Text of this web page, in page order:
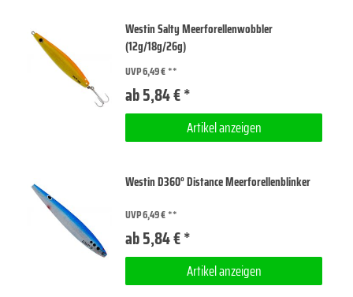
Westin Salty Meerforellenwobbler
(12g/18g/26g)
UVP 6,49 €
ab 5,84 € *
Artikel anzeigen
Westin D360° Distance Meerforellenblinker
UVP 6,49 €
ab 5,84 € *
Artikel anzeigen